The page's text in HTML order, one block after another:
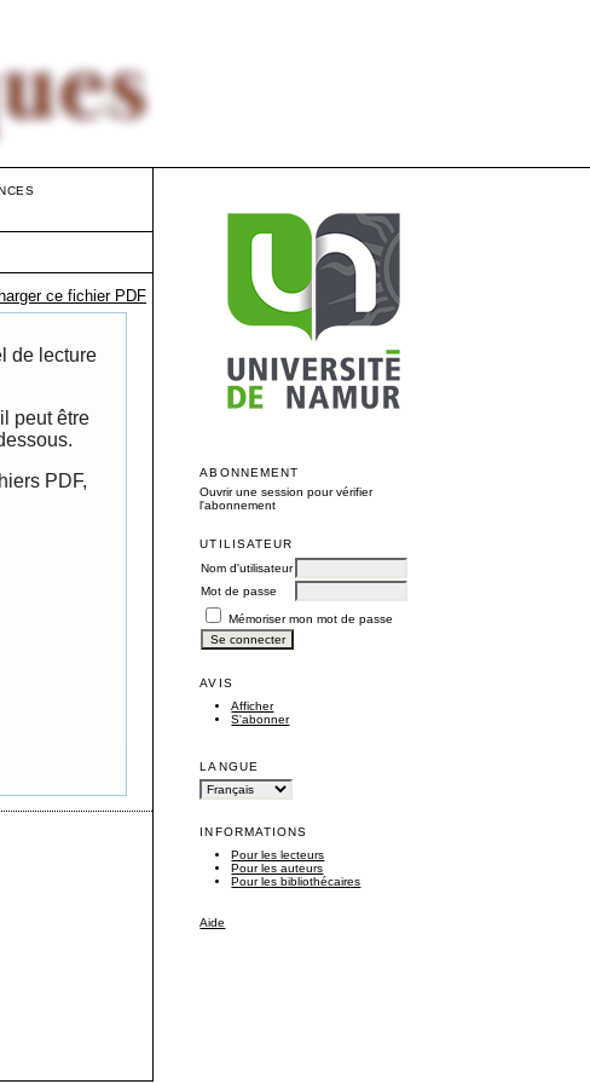
ABONNEMENT
Ouvrir une session pour vérifier
l'abonnement
UTILISATEUR
Nom d'utilisateur
Mot de passe
Mémoriser mon mot de passe
AVIS
Afficher
S'abonner
LANGUE
INFORMATIONS
Pour les lecteurs
Pour les auteurs
Pour les bibliothécaires
Aide
ce fichier PDF
de lecture
peut être
PDF,